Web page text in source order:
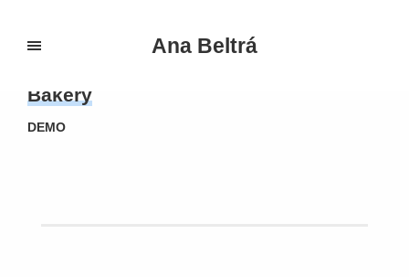
Ana Beltrá
Bakery
DEMO